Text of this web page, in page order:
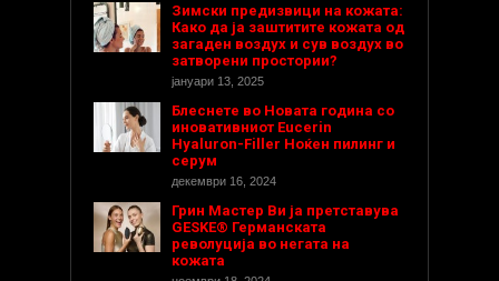
Зимски предизвици на кожата:
Како да ја заштитите кожата од
загаден воздух и сув воздух во
затворени простории?
јануари 13, 2025
Блеснете во Новата година со
иновативниот Eucerin
Hyaluron-Filler Ноќен пилинг и
серум
декември 16, 2024
Грин Мастер Ви ја претставува
GESKE® Германската
револуција во негата на
кожата